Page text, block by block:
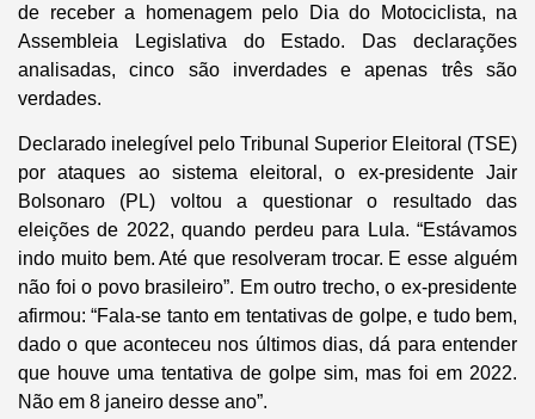
de receber a homenagem pelo Dia do Motociclista, na
Assembleia Legislativa do Estado. Das declarações
analisadas, cinco são inverdades e apenas três são
verdades.
Declarado inelegível pelo Tribunal Superior Eleitoral (TSE)
por ataques ao sistema eleitoral, o ex-presidente Jair
Bolsonaro (PL) voltou a questionar o resultado das
eleições de 2022, quando perdeu para Lula. “Estávamos
indo muito bem. Até que resolveram trocar. E esse alguém
não foi o povo brasileiro”. Em outro trecho, o ex-presidente
afirmou: “Fala-se tanto em tentativas de golpe, e tudo bem,
dado o que aconteceu nos últimos dias, dá para entender
que houve uma tentativa de golpe sim, mas foi em 2022.
Não em 8 janeiro desse ano”.